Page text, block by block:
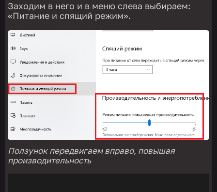
Заходим в него и в меню слева выбираем:
«Питание и спящий режим».
Ползунок передвигаем вправо, повышая
производительность